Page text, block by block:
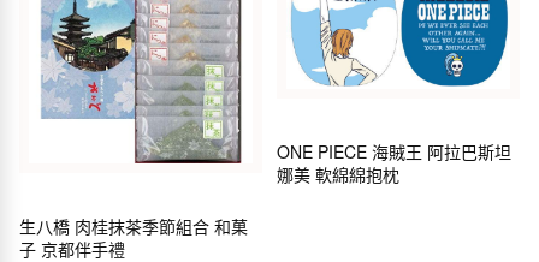
生八橋 肉桂抹茶季節組合 和菓
子 京都伴手禮
ONE PIECE 海賊王 阿拉巴斯坦
娜美 軟綿綿抱枕